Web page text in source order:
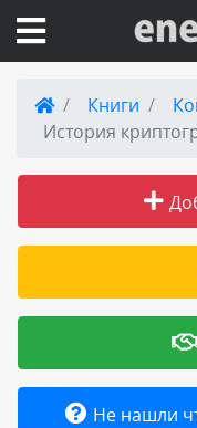
Вход на сайт
Публикации
Товары и
Книги
Не нашли